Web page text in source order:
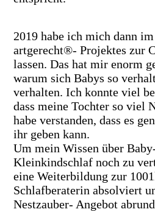
2019 habe ich mich dann
artgerecht®- Projektes zur
lassen. Das hat mir enorm
warum sich Babys so
verhalten. Ich konnte viel
dass meine Tochter so viel
habe verstanden, dass es
ihr geben kann.
Um mein Wissen über
Kleinkindschlaf noch zu
eine Weiterbildung zur
Schlafberaterin absolviert
Nestzauber- Angebot